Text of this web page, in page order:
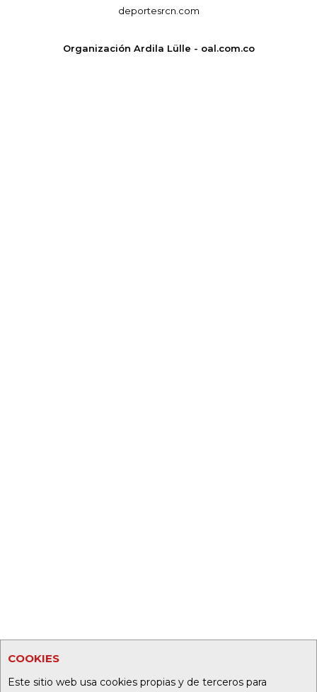
COOKIES
Este sitio web usa cookies propias y de terceros para
deportesrcn.com
Organización Ardila Lülle - oal.com.co